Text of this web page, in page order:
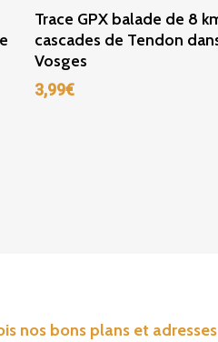
Ajouter Au Panier
Trace GPX balade de 8
cascades de Tendon
Vosges
3,99€
nos bons plans et